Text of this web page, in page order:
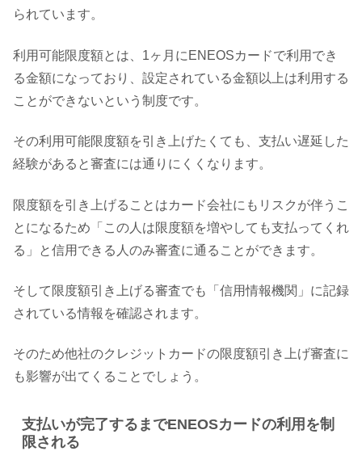
られています。
利用可能限度額とは、1ヶ月にENEOSカードで利用でき
る金額になっており、設定されている金額以上は利用する
ことができないという制度です。
その利用可能限度額を引き上げたくても、支払い遅延した
経験があると審査には通りにくくなります。
限度額を引き上げることはカード会社にもリスクが伴うこ
とになるため「この人は限度額を増やしても支払ってくれ
る」と信用できる人のみ審査に通ることができます。
そして限度額引き上げる審査でも「信用情報機関」に記録
されている情報を確認されます。
そのため他社のクレジットカードの限度額引き上げ審査に
も影響が出てくることでしょう。
支払いが完了するまでENEOSカードの利用を制
限される